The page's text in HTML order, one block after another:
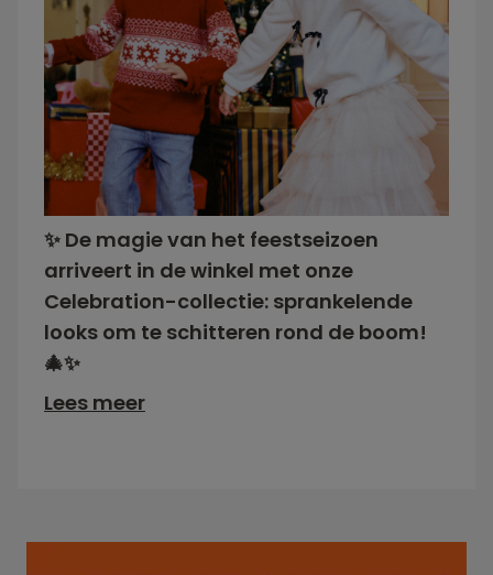
✨ De magie van het feestseizoen
arriveert in de winkel met onze
Celebration-collectie: sprankelende
looks om te schitteren rond de boom!
🎄✨
Lees meer